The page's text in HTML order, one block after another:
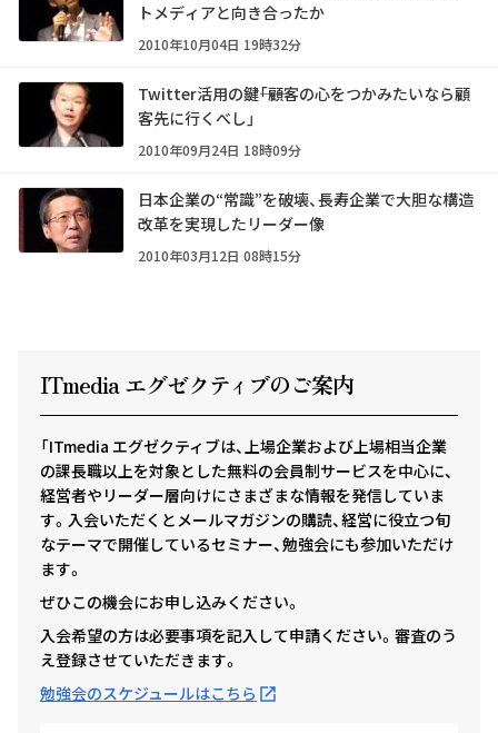
トメディアと向き合ったか
2010年10月04日 19時32分
Twitter活用の鍵――「顧客の心をつかみたいなら顧
客先に行くべし」
2010年09月24日 18時09分
日本企業の“常識”を破壊、長寿企業で大胆な構造
改革を実現したリーダー像
2010年03月12日 08時15分
ITmedia エグゼクティ ブのご案内
「ITmedia エグゼクティブは、上場企業および上場相当企業
の課長職以上を対象とした無料の会員制サービスを中心に、
経営者やリーダー層向けにさまざまな情報を発信していま
す。入会いただくとメールマガジンの購読、経営に役立つ旬
なテーマで開催しているセミナー、勉強会にも参加いただけ
ます。
ぜひこの機会にお申し込みください。
入会希望の方は必要事項を記入して申請ください。審査のう
え登録させていただきます。
勉強会のスケジュールはこちら